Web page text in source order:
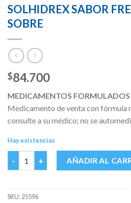
SOLHIDREX SABOR
SOBRE
$84.700
MEDICAMENTOS FORMULADOS
Medicamento de venta con fórmula
consulte a su médico; no se
Hay existencias
SOLHIDREX SABOR FRESA CAJA X
AÑADIR AL
SKU:25596